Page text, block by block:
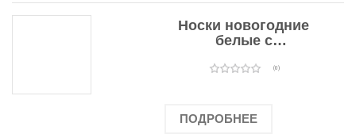
Носки новогодние
белые с
оленями(0)
ПОДРОБНЕЕ